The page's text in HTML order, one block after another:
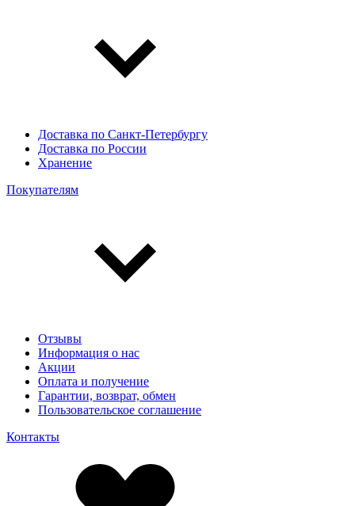
Доставка по Санкт-Петербургу
Доставка по России
Хранение
Покупателям
Отзывы
Информация о нас
Акции
Оплата и получение
Гарантии, возврат, обмен
Пользовательское соглашение
Контакты